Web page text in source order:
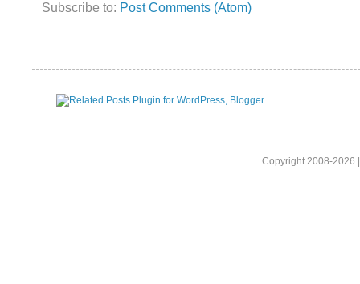
Subscribe to: Post Comments (Atom)
Copyright 2008-2026